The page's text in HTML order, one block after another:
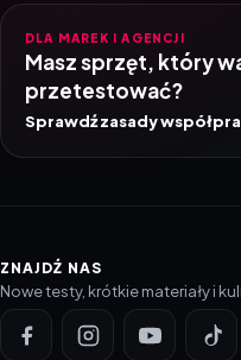
DLA MAREK I AGENCJI
Masz sprzęt, który
przetestować?
Sprawdź zasady
ZNAJDŹ NAS
Nowe testy, krótkie materiały i